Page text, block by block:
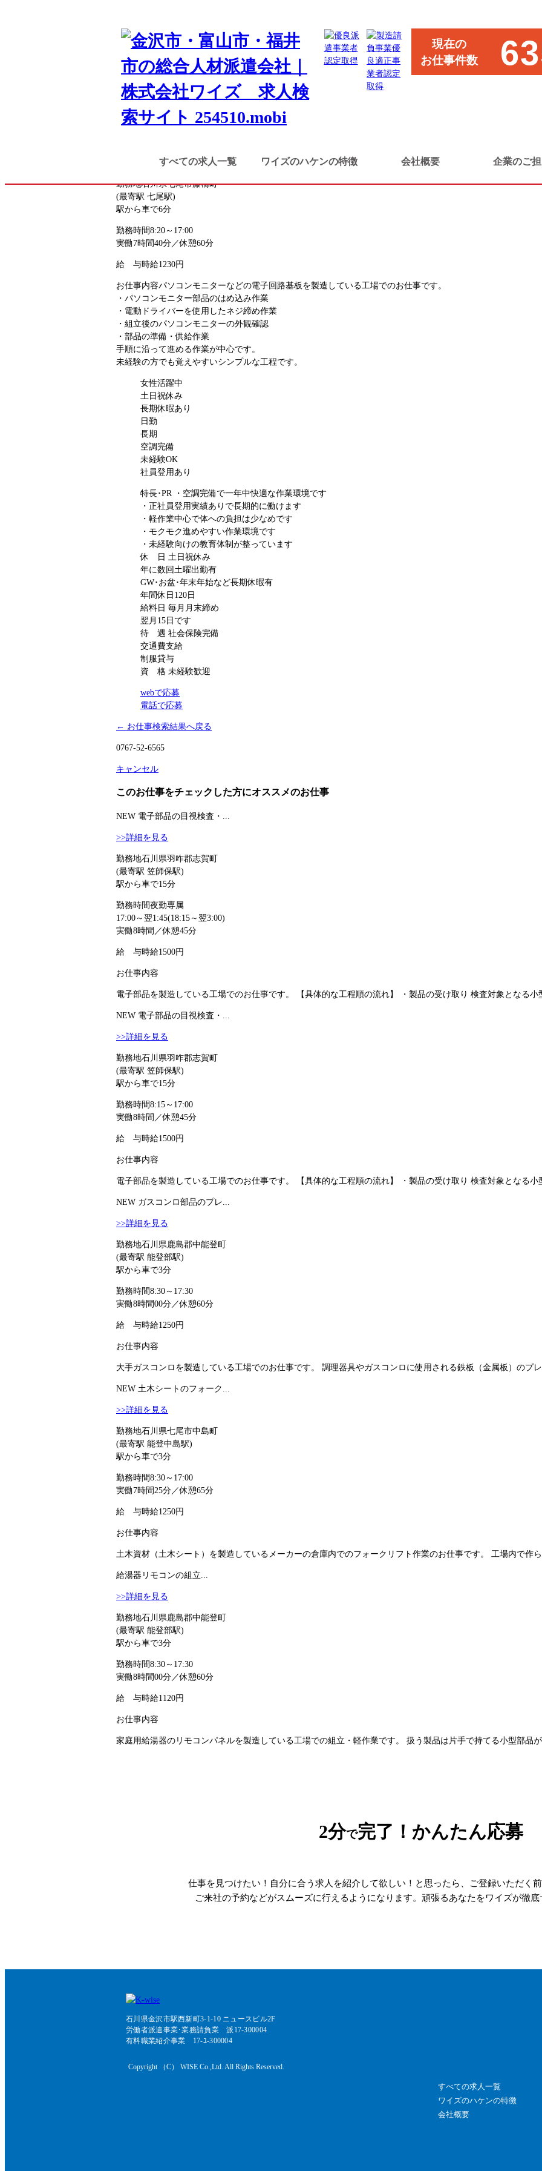
現在の
お仕事件数
すべての求人一覧 ワイズのハケンの特徴 会社概要 企業のご
七尾市・羽咋郡市・鹿島郡
軽作業
パソコンモニターの組立・検査
勤務地石川県七尾市藤橋町
(最寄駅 七尾駅)
駅から車で6分
勤務時間8:20～17:00
実働7時間40分／休憩60分
給 与時給1230円
お仕事内容パソコンモニターなどの電子回路基板を製造している工場でのお仕事です。
・パソコンモニター部品のはめ込み作業
・電動ドライバーを使用したネジ締め作業
・組立後のパソコンモニターの外観確認
・部品の準備・供給作業
手順に沿って進める作業が中心です。
未経験の方でも覚えやすいシンプルな工程です。
女性活躍中
土日祝休み
長期休暇あり
日勤
長期
空調完備
未経験OK
社員登用あり
特長･PR
・空調完備で一年中快適な作業環境です
・正社員登用実績ありで長期的に働けます
・軽作業中心で体への負担は少なめです
・モクモク進めやすい作業環境です
・未経験向けの教育体制が整っています
休 日 土日祝休み
年に数回土曜出勤有
GW･お盆･年末年始など長期休暇有
年間休日120日
給料日 毎月月末締め
翌月15日です
待 遇 社会保険完備
交通費支給
制服貸与
資 格 未経験歓迎
webで応募
電話で応募
← お仕事検索結果へ戻る
0767-52-6565
キャンセル
このお仕事をチェックした方にオススメのお仕事
NEW 電子部品の目視検査・...
>>詳細を見る
勤務地石川県羽咋郡志賀町
(最寄駅 笠師保駅)
駅から車で15分
勤務時間夜勤専属
17:00～翌1:45(18:15～翌3:00)
実働8時間／休憩45分
給 与時給1500円
お仕事内容
電子部品を製造している工場でのお仕事です。 【具体的な工程順の流れ】 ・製品の受け取り 検査対象となる小
NEW 電子部品の目視検査・...
>>詳細を見る
勤務地石川県羽咋郡志賀町
(最寄駅 笠師保駅)
駅から車で15分
勤務時間8:15～17:00
実働8時間／休憩45分
給 与時給1500円
お仕事内容
電子部品を製造している工場でのお仕事です。 【具体的な工程順の流れ】 ・製品の受け取り 検査対象となる小
NEW ガスコンロ部品のプレ...
>>詳細を見る
勤務地石川県鹿島郡中能登町
(最寄駅 能登部駅)
駅から車で3分
勤務時間8:30～17:30
実働8時間00分／休憩60分
給 与時給1250円
お仕事内容
大手ガスコンロを製造している工場でのお仕事です。 調理器具やガスコンロに使用される鉄板（金属板）のプレ
NEW 土木シートのフォーク...
>>詳細を見る
勤務地石川県七尾市中島町
(最寄駅 能登中島駅)
駅から車で3分
勤務時間8:30～17:00
実働7時間25分／休憩65分
給 与時給1250円
お仕事内容
土木資材（土木シート）を製造しているメーカーの倉庫内でのフォークリフト作業のお仕事です。 工場内で作ら
給湯器リモコンの組立...
>>詳細を見る
勤務地石川県鹿島郡中能登町
(最寄駅 能登部駅)
駅から車で3分
勤務時間8:30～17:30
実働8時間00分／休憩60分
給 与時給1120円
お仕事内容
家庭用給湯器のリモコンパネルを製造している工場での組立・軽作業です。 扱う製品は片手で持てる小型部品が
2分で完了！かんたん応募
仕事を見つけたい！自分に合う求人を紹介して欲しい！と思ったら、ご登録いただく前
ご来社の予約などがスムーズに行えるようになります。頑張るあなたをワイズが徹
石川県金沢市駅西新町3-1-10 ニュースビル2F
労働者派遣事業･業務請負業 派17-300004
有料職業紹介事業 17-ﾕ-300004
Copyright （C） WISE Co.,Ltd. All Rights Reserved.
すべての求人一覧
ワイズのハケンの特徴
会社概要